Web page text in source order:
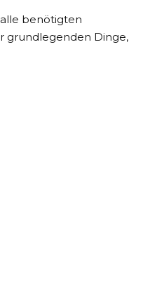
alle benötigten
grundlegenden Dinge,